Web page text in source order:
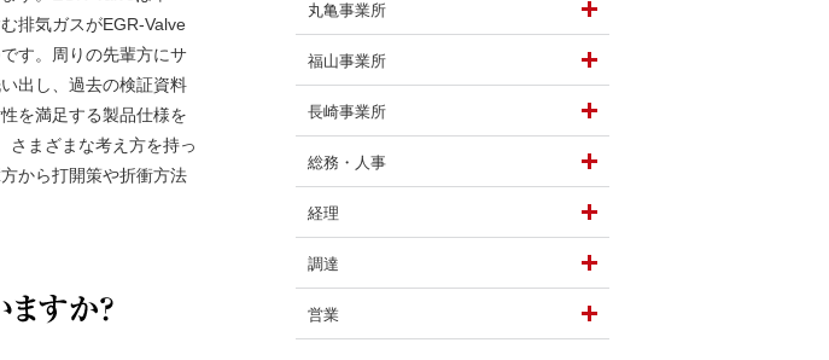
排気ガスがEGR-Valve
す。周りの先輩方にサ
出し、過去の検証資料
を満足する製品仕様を
さまざまな考え方を持っ
から打開策や折衝方法
どこにやりがいや喜びを見出していますか？
丸亀事業所
福山事業所
長崎事業所
総務・人事
経理
調達
営業